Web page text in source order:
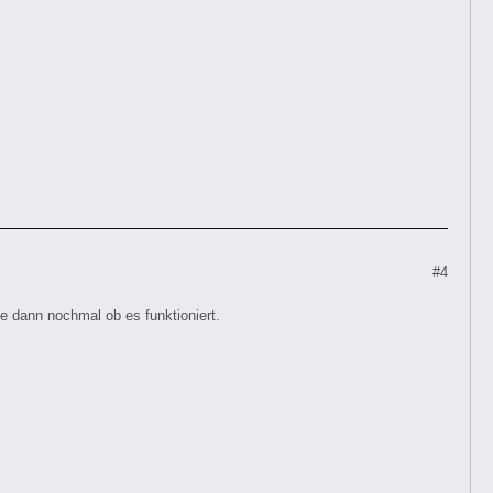
#4
dann nochmal ob es funktioniert.